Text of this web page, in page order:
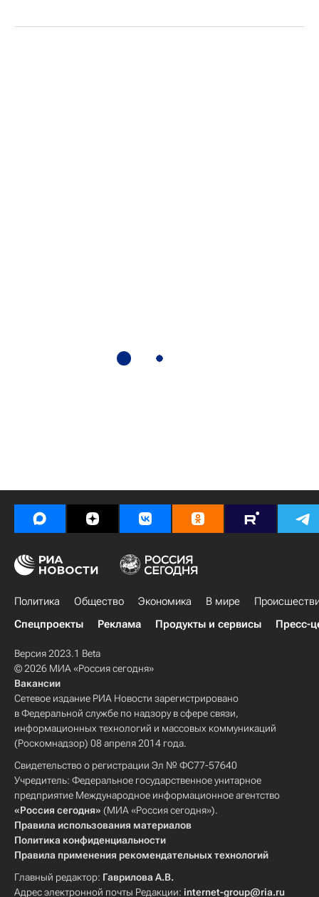
Политика Общество Экономика В мире
Спецпроекты
Реклама Продукты и сервисы Пресс-
Версия 2023.1 Beta
© 2026 МИА «Россия сегодня»
Вакансии
Сетевое издание РИА Новости зарегистрировано
в Федеральной службе по надзору в сфере связи,
информационных технологий и массовых коммуникаций
(Роскомнадзор) 08 апреля 2014 года.
Свидетельство о регистрации Эл № ФС77-57640
Учредитель: Федеральное государственное унитарное
предприятие Международное информационное агентство
«Россия сегодня» (МИА «Россия сегодня»).
Правила использования материалов
Политика конфиденциальности
Правила применения рекомендательных технологий
Главный редактор: Гаврилова А.В.
Адрес электронной почты Редакции: internet-group@ria.ru